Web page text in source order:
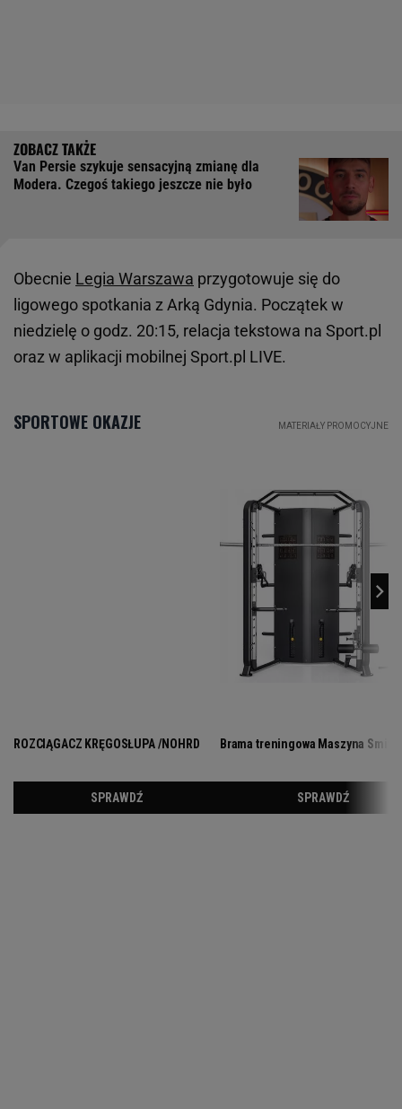
Van Persie szykuje sensacyjną zmianę dla
Modera. Czegoś takiego jeszcze nie było
Obecnie Legia Warszawa przygotowuje się do
ligowego spotkania z Arką Gdynia. Początek w
niedzielę o godz. 20:15, relacja tekstowa na Sport.pl
oraz w aplikacji mobilnej Sport.pl LIVE.